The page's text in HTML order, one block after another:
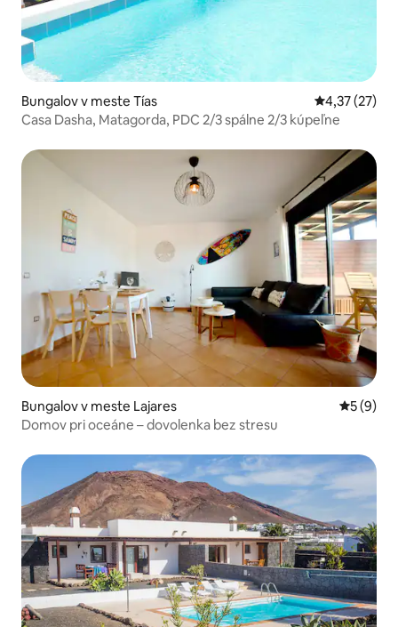
Bungalov v meste Tías Priemerné
4,37 (27)
Casa Dasha, Matagorda, PDC 2/3 spálne 2/3 kúpeľne
Bungalov v meste Lajares
5 (9)
Domov pri oceáne – dovolenka bez stresu